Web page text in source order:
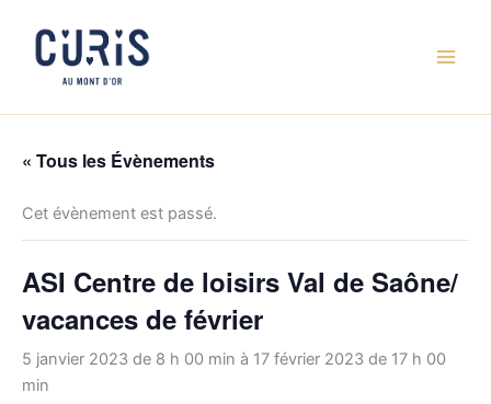
contenu
« Tous les Évènements
Cet évènement est passé.
ASI Centre de loisirs Val de Saône/
vacances de février
5 janvier 2023 de 8 h 00 min à 17 février 2023 de 17 h 00
min